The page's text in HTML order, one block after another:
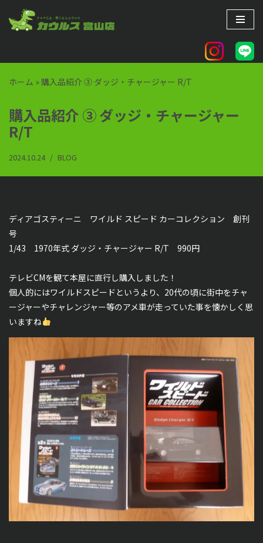
コ
テ
ン
ス
キ
プ
ホーム » 購入品紹介 ③ ダッジ・チャージャー R/T
購入品紹介 ③ ダッジ・チャージャー
R/T
2024.10.24 BLOG
ディアゴスティーニ ワイルド スピード カーコレクション 創刊
号
1/43 1970年式 ダッジ・チャージャー R/T 990円
テレビCMを観て本屋に直行し購入しました！
個人的にはワイルドスピードというより、20代の頃に街中をチャ
ージャーやチャレンジャー等のアメ車が走っていた事を懐かしく思
いますね